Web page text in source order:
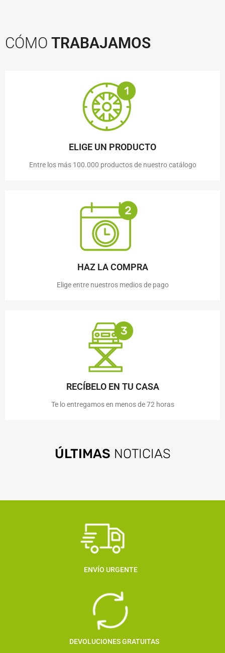
CÓMO TRABAJAMOS
ELIGE UN PRODUCTO
Entre los más 100.000 productos de nuestro catálogo
HAZ LA COMPRA
Elige entre nuestros medios de pago
RECÍBELO EN TU CASA
Te lo entregamos en menos de 72 horas
ÚLTIMAS NOTICIAS
ENVÍO URGENTE
DEVOLUCIONES GRATUITAS